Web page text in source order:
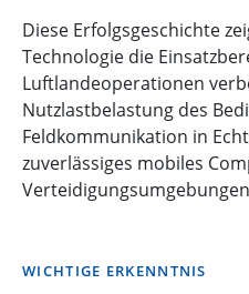
Diese Erfolgsgeschichte
Technologie die
Luftlandeoperationen
Nutzlastbelastung des
Feldkommunikation in
zuverlässiges mobiles
WICHTIGE ERKENNTNIS